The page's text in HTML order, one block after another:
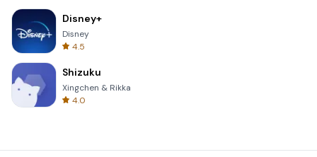
Disney+
Disney
4.5
Shizuku
Xingchen & Rikka
4.0